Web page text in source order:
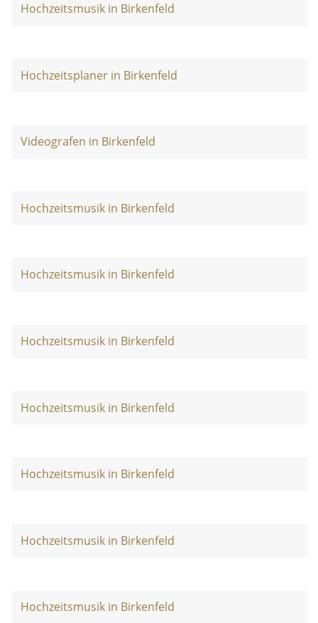
Hochzeitsmusik in Birkenfeld
Hochzeitsplaner in Birkenfeld
Videografen in Birkenfeld
Hochzeitsmusik in Birkenfeld
Hochzeitsmusik in Birkenfeld
Hochzeitsmusik in Birkenfeld
Hochzeitsmusik in Birkenfeld
Hochzeitsmusik in Birkenfeld
Hochzeitsmusik in Birkenfeld
Hochzeitsmusik in Birkenfeld